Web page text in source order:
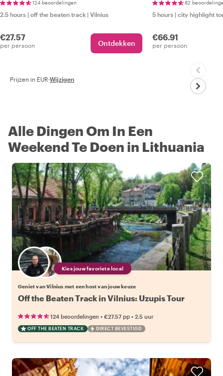
124 beoordelingen
2.5 hours | off the beaten track | Vilnius
€27.57
per persoon Ontdekken
82
5 hours | city highlight
€66.91
per persoon
Prijzen in EUR·Wijzigen
Alle Dingen Om In Een
Weekend Te Doen in Lithuania
Kies jouw favoriete local
Geniet van Vilnius met een host van jouw keuze
Off the Beaten Track in Vilnius: Uzupis Tour
124 beoordelingen • €27.57 pp • 2.5 uur
OFF THE BEATEN TRACK DIRECT BEVESTIGD